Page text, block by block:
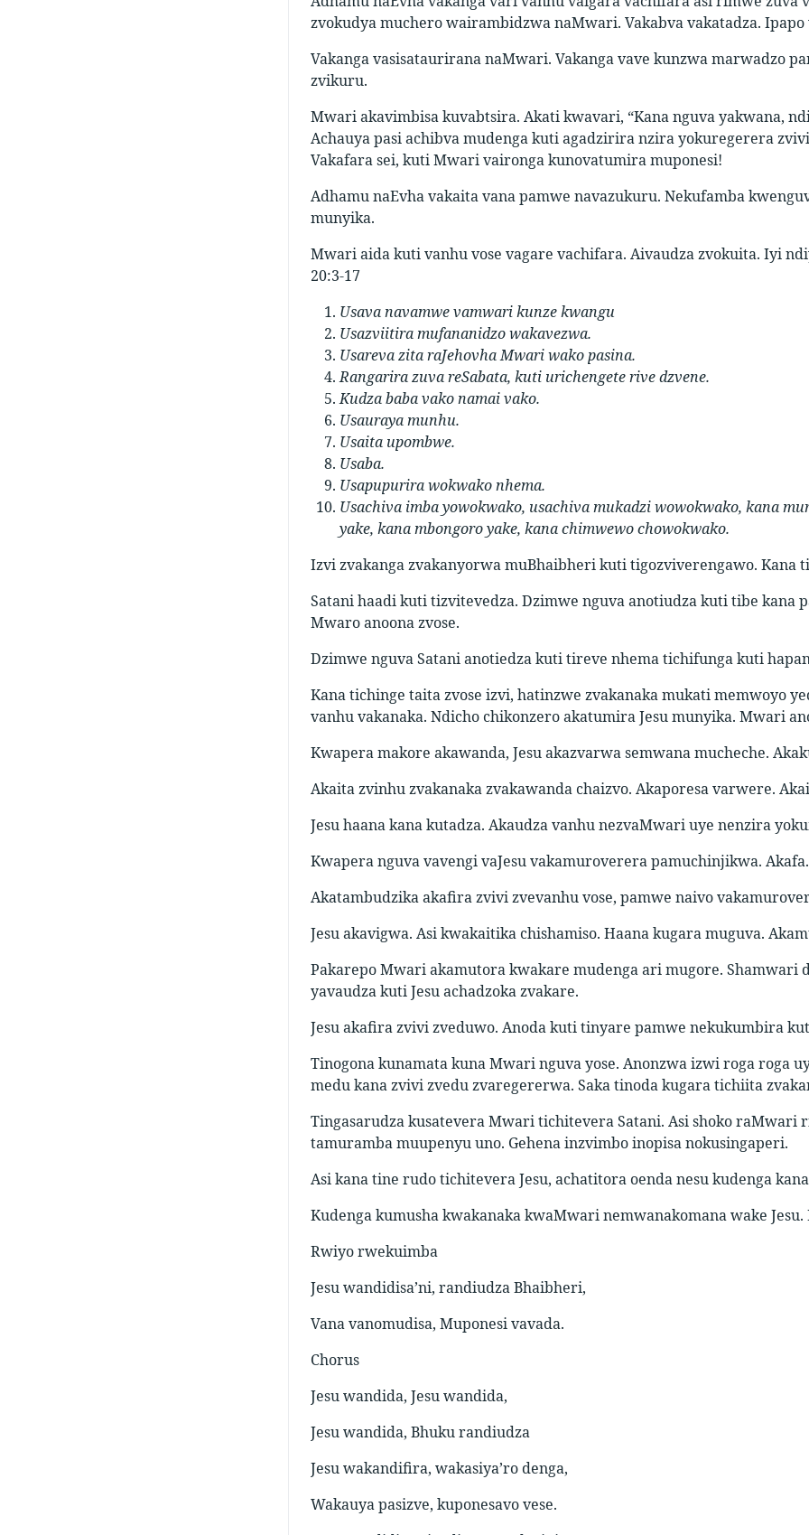
zvokudya muchero wairambidzwa naMwari. Vakabva vakatadza.
Vakanga vasisataurirana naMwari. Vakanga vave kunzwa marwadzo
zvikuru.
Mwari akavimbisa kuvabtsira. Akati kwavari, “Kana nguva yakwana,
Achauya pasi achibva mudenga kuti agadzirira nzira yokuregerera
Vakafara sei, kuti Mwari vaironga kunovatumira muponesi!
Adhamu naEvha vakaita vana pamwe navazukuru. Nekufamba
munyika.
Mwari aida kuti vanhu vose vagare vachifara. Aivaudza zvokuita. Iyi
20:3-17
Usava navamwe vamwari kunze kwangu
Usazviitira mufananidzo wakavezwa.
Usareva zita raJehovha Mwari wako pasina.
Rangarira zuva reSabata, kuti urichengete rive dzvene.
Kudza baba vako namai vako.
Usauraya munhu.
Usaita upombwe.
Usaba.
Usapupurira wokwako nhema.
Usachiva imba yowokwako, usachiva mukadzi wowokwako, kana
yake, kana mbongoro yake, kana chimwewo chowokwako.
Izvi zvakanga zvakanyorwa muBhaibheri kuti tigozviverengawo. Kana
Satani haadi kuti tizvitevedza. Dzimwe nguva anotiudza kuti tibe kana
Mwaro anoona zvose.
Dzimwe nguva Satani anotiedza kuti tireve nhema tichifunga kuti
Kana tichinge taita zvose izvi, hatinzwe zvakanaka mukati memwoyo
vanhu vakanaka. Ndicho chikonzero akatumira Jesu munyika. Mwari
Kwapera makore akawanda, Jesu akazvarwa semwana mucheche.
Akaita zvinhu zvakanaka zvakawanda chaizvo. Akaporesa varwere.
Jesu haana kana kutadza. Akaudza vanhu nezvaMwari uye nenzira
Kwapera nguva vavengi vaJesu vakamuroverera pamuchinjikwa. Akafa.
Akatambudzika akafira zvivi zvevanhu vose, pamwe naivo
Jesu akavigwa. Asi kwakaitika chishamiso. Haana kugara muguva.
Pakarepo Mwari akamutora kwakare mudenga ari mugore. Shamwari
yavaudza kuti Jesu achadzoka zvakare.
Jesu akafira zvivi zveduwo. Anoda kuti tinyare pamwe nekukumbira
Tinogona kunamata kuna Mwari nguva yose. Anonzwa izwi roga roga
medu kana zvivi zvedu zvaregererwa. Saka tinoda kugara tichiita
Tingasarudza kusatevera Mwari tichitevera Satani. Asi shoko
tamuramba muupenyu uno. Gehena inzvimbo inopisa nokusingaperi.
Asi kana tine rudo tichitevera Jesu, achatitora oenda nesu kudenga
Kudenga kumusha kwakanaka kwaMwari nemwanakomana wake
Rwiyo rwekuimba
Jesu wandidisa’ni, randiudza Bhaibheri,
Vana vanomudisa, Muponesi vavada.
Chorus
Jesu wandida, Jesu wandida,
Jesu wandida, Bhuku randiudza
Jesu wakandifira, wakasiya’ro denga,
Wakauya pasizve, kuponesavo vese.